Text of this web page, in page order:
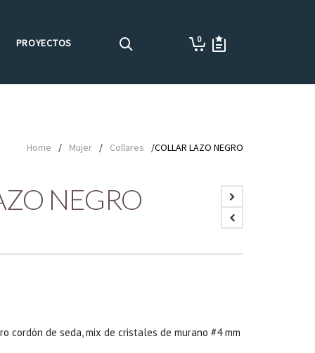
0
PROYECTOS
Home / Mujer / Collares /COLLAR LAZO NEGRO
NEGRO
cordón de seda, mix de cristales de murano #4 mm